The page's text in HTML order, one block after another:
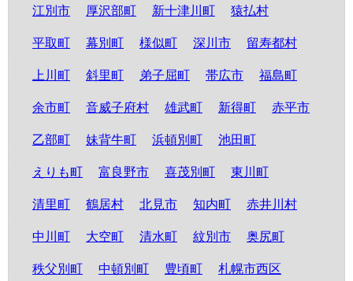
江別市 厚沢部町 新十津川町 猿払村
平取町 幕別町 様似町 深川市 留寿都村
上川町 斜里町 弟子屈町 帯広市 福島町
余市町 音威子府村 雄武町 新得町 赤平市
乙部町 妹背牛町 浜頓別町 池田町
えりも町 富良野市 喜茂別町 東川町
清里町 鶴居村 北見市 知内町 赤井川村
中川町 大空町 清水町 紋別市 奥尻町
秩父別町 中頓別町 豊頃町 札幌市西区